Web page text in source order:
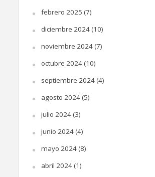
febrero 2025 (7)
diciembre 2024(10)
noviembre 2024(7)
octubre 2024(10)
septiembre 2024(4)
agosto 2024(5)
julio 2024(3)
junio 2024(4)
mayo 2024(8)
abril 2024(1)